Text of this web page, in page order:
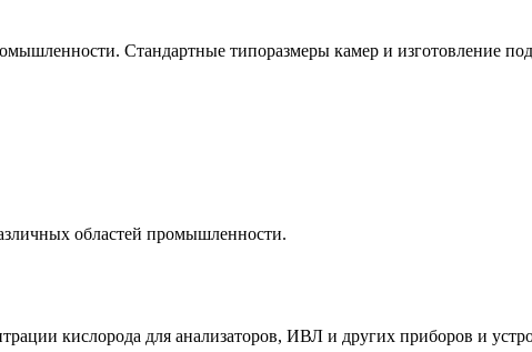
Стандартные типоразмеры камер и изготовление под
областей промышленности.
кислорода для анализаторов, ИВЛ и других приборов и